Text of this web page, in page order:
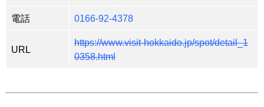
電話 0166-92-4378
URL
https://www.visit-hokkaido.jp/spot/detail_1
0358.html